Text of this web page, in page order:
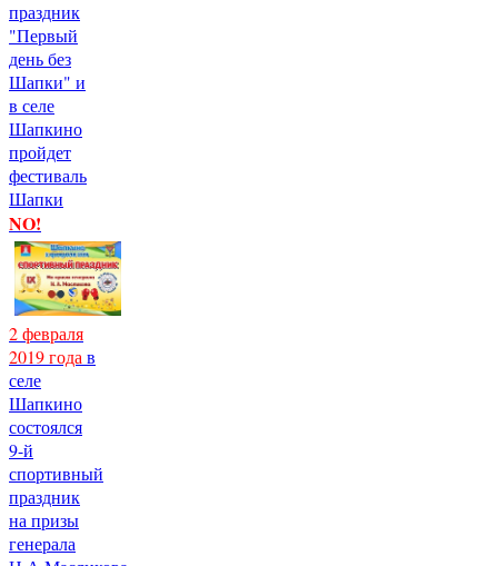
праздник
"Первый
день без
Шапки" и
в селе
Шапкино
пройдет
фестиваль
Шапки
NO!
2 февраля
2019 года в
селе
Шапкино
состоялся
9-й
спортивный
праздник
на призы
генерала